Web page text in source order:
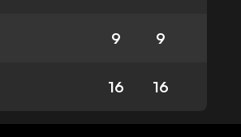
9 9
16 16